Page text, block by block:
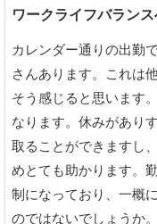
ワークライフバラン
カレンダー通りの出勤
さんあります。これは
そう感じると思います
なります。休みがあり
取ることができますし
めとても助かります。
制になっており、一概
のではないでしょうか。